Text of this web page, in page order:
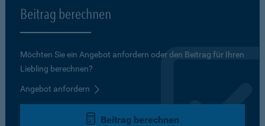
Beitrag berechnen
Möchten Sie ein Angebot anfordern oder den Beitrag für Ihren
Liebling berechnen?
Angebot anfordern
Beitrag berechnen